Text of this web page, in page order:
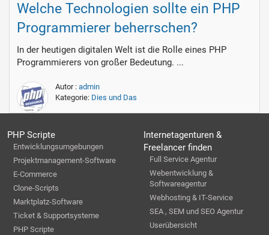
Welche Technologien sollte ein PHP
Programmierer beherrschen?
In der heutigen digitalen Welt ist die Rolle eines PHP
Programmierers von großer Bedeutung. ...
Autor : admin
Kategorie: Dies und Das
PHP Scripte
Entwicklungsumgebungen
Projektmanagement-Software
E-Commerce
Clone-Scripts
Marktplatz-Software
Ticket & Supportsysteme
PHP Scripte
Internetagenturen &
Freelancer finden
Full Service Agentur
Webentwicklung &
Softwareagentur
Webhosting & IT-Service
SEA , SEM und SEO Agentur
Userübersicht